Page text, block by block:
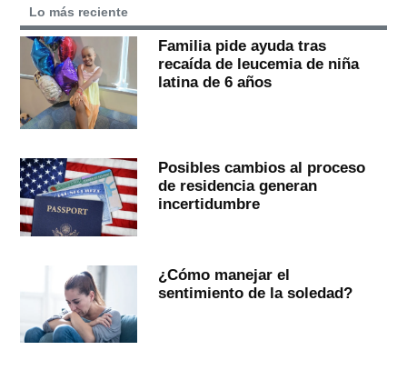
Lo más reciente
Familia pide ayuda tras
recaída de leucemia de niña
latina de 6 años
Posibles cambios al proceso
de residencia generan
incertidumbre
¿Cómo manejar el
sentimiento de la soledad?